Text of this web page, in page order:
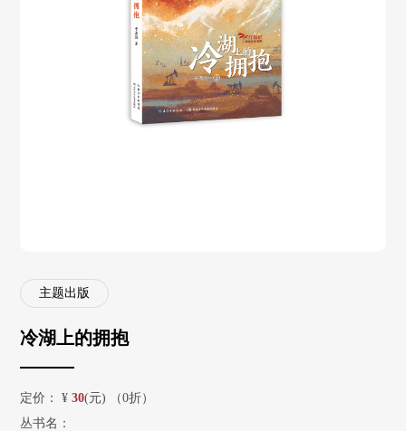
主题出版
冷湖上的拥抱
定价： ¥30(元) （0折）
丛书名：